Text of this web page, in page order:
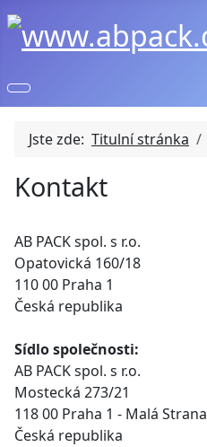
Jste zde: Titulní stránka
Kontakt
AB PACK spol. s r.o.
Opatovická 160/18
110 00 Praha 1
Česká republika
Sídlo společnosti:
AB PACK spol. s r.o.
Mostecká 273/21
118 00 Praha 1 - Malá Strana
Česká republika